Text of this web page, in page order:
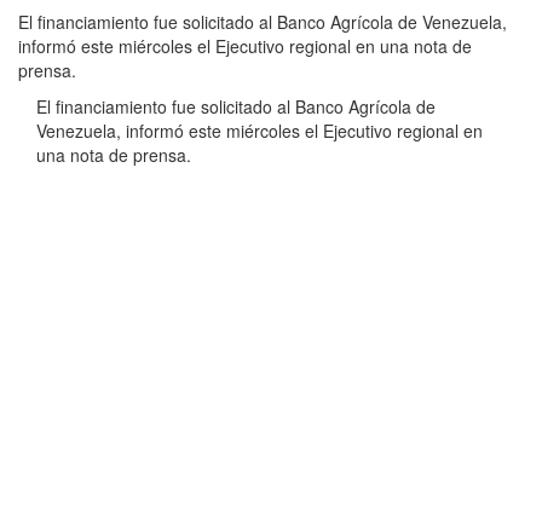
El financiamiento fue solicitado al Banco Agrícola de Venezuela,
informó este miércoles el Ejecutivo regional en una nota de
prensa.
El financiamiento fue solicitado al Banco Agrícola de
Venezuela, informó este miércoles el Ejecutivo regional en
una nota de prensa.